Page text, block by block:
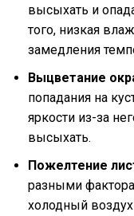
высыхать и
того, низкая
замедления
Выцветание
попадания на
яркости из-за
высыхать.
Пожелтение
разными
холодный